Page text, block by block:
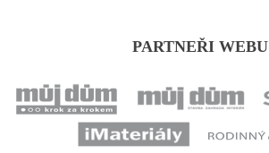
PARTNEŘI WEBU